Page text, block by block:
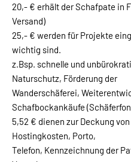
20,- € erhält der Schafpate in
Versand)
25,- € werden für Projekte
wichtig sind.
z.Bsp. schnelle und
Naturschutz, Förderung der
Wanderschäferei,
Schafbockankäufe
5,52 € dienen zur Deckung
Hostingkosten, Porto,
Telefon, Kennzeichnung der